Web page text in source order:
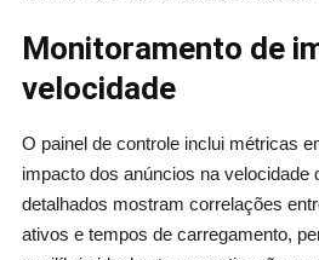
Monitoramento de
velocidade
O painel de controle inclui métricas
impacto dos anúncios na velocidade
detalhados mostram correlações
ativos e tempos de carregamento,